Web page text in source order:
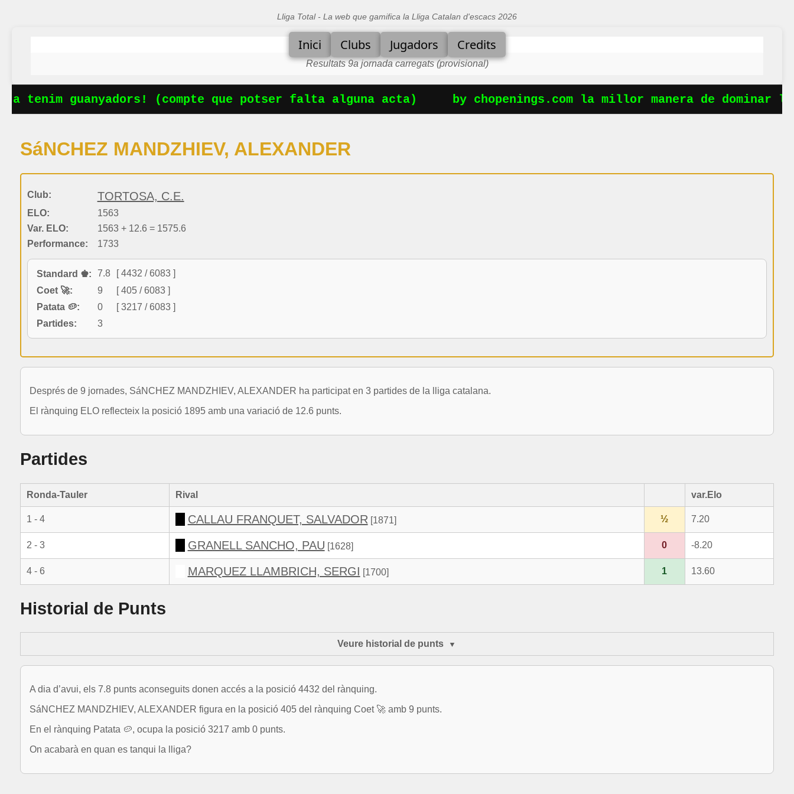
Lliga Total - La web que gamifica la Lliga Catalan d'escacs 2026
Inici Clubs Jugadors Credits
Resultats 9a jornada carregats (provisional)
tenim guanyadors! (compte que potser falta alguna acta) by chopenings.com la millor manera de dominar
SáNCHEZ MANDZHIEV, ALEXANDER
Club: TORTOSA, C.E.
ELO:
1563
Var. ELO:
1563 + 12.6 = 1575.6
Performance:
1733
Standard ♚: 7.8
[ 4432 / 6083 ]
Coet 🚀:
9
[ 405 / 6083 ]
Patata 🥔:
0
[ 3217 / 6083 ]
Partides:
3
Després de 9 jornades, SáNCHEZ MANDZHIEV, ALEXANDER ha participat en 3 partides de la lliga catalana.
El rànquing ELO reflecteix la posició 1895 amb una variació de 12.6 punts.
Partides
Ronda-Tauler Rival var.Elo
1 - 4 CALLAU FRANQUET, SALVADOR [1871] ½ 7.20
2 - 3 GRANELL SANCHO, PAU [1628] 0 -8.20
4 - 6 MARQUEZ LLAMBRICH, SERGI [1700] 1 13.60
Historial de Punts
Veure historial de punts
A dia d’avui, els 7.8 punts aconseguits donen accés a la posició 4432 del rànquing.
SáNCHEZ MANDZHIEV, ALEXANDER figura en la posició 405 del rànquing Coet 🚀 amb 9 punts.
En el rànquing Patata 🥔, ocupa la posició 3217 amb 0 punts.
On acabarà en quan es tanqui la lliga?